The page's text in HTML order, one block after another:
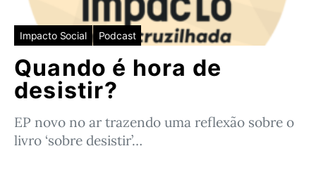
Impacto Social Podcast
Quando é hora de
desistir?
EP novo no ar trazendo uma reflexão sobre o
livro ‘sobre desistir’…